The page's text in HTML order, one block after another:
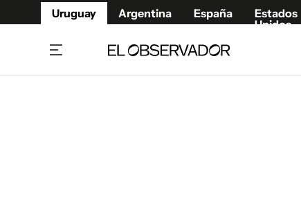
Uruguay Argentina España
Estados
Unidos